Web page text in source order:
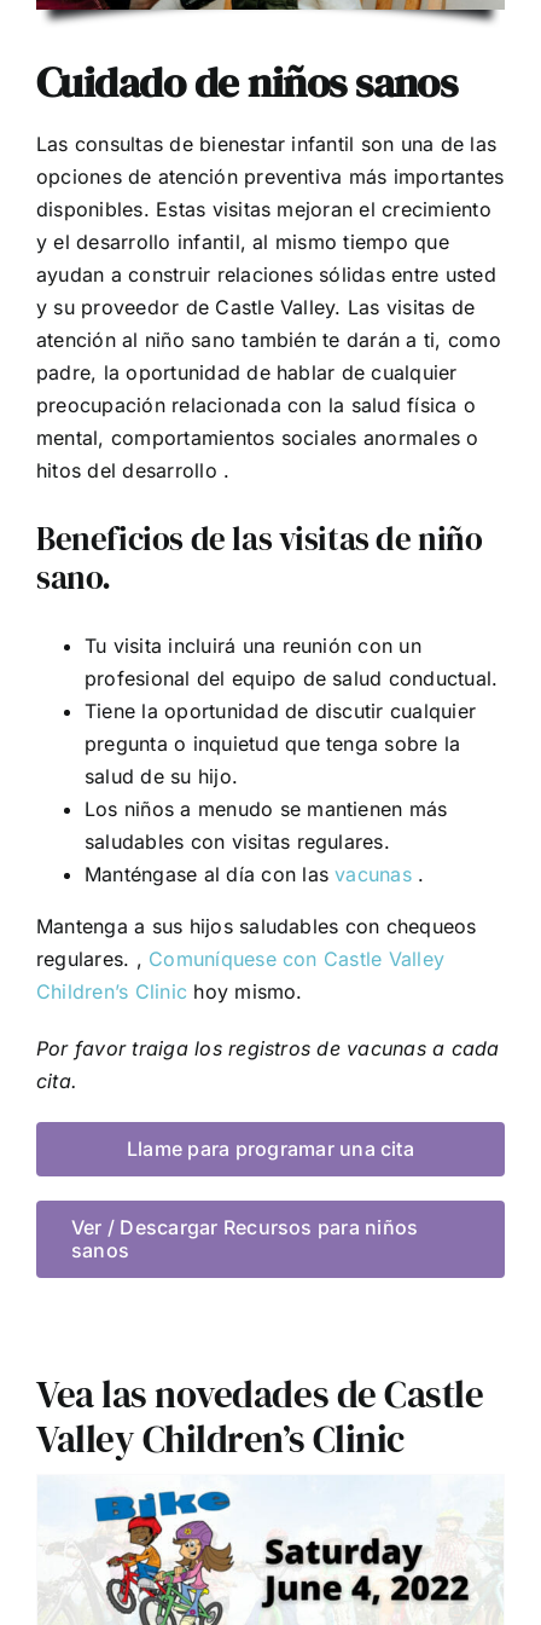
Cuidado de niños sanos
Las consultas de bienestar infantil son una de las
opciones de atención preventiva más importantes
disponibles. Estas visitas mejoran el crecimiento
y el desarrollo infantil, al mismo tiempo que
ayudan a construir relaciones sólidas entre usted
y su proveedor de Castle Valley. Las visitas de
atención al niño sano también te darán a ti, como
padre, la oportunidad de hablar de cualquier
preocupación relacionada con la salud física o
mental, comportamientos sociales anormales o
hitos del desarrollo .
Beneficios de las visitas de niño
sano.
Tu visita incluirá una reunión con un
profesional del equipo de salud conductual.
Tiene la oportunidad de discutir cualquier
pregunta o inquietud que tenga sobre la
salud de su hijo.
Los niños a menudo se mantienen más
saludables con visitas regulares.
Manténgase al día con lasvacunas.
Mantenga a sus hijos saludables con chequeos
regulares. , Comuníquese con Castle Valley
Children’s Clinic hoy mismo.
Por favor traiga los registros de vacunas a cada
cita.
Llame para programar una cita
Ver / Descargar Recursos para niños
sanos
Vea las novedades de Castle
Valley Children’s Clinic